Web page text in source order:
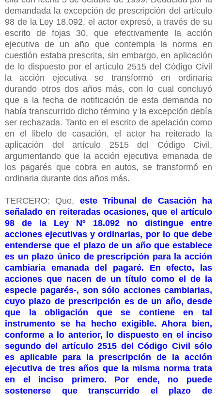
demandada la excepción de prescripción del artículo
98 de la Ley 18.092, el actor expresó, a través de su
escrito de fojas 30, que efectivamente la acción
ejecutiva de un año que contempla la norma en
cuestión estaba prescrita, sin embargo, en aplicación
de lo dispuesto por el artículo 2515 del Código Civil
la acción ejecutiva se transformó en ordinaria
durando otros dos años más, con lo cual concluyó
que a la fecha de notificación de esta demanda no
había transcurrido dicho término y la excepción debía
ser rechazada. Tanto en el escrito de apelación como
en el libelo de casación, el actor ha reiterado la
aplicación del artículo 2515 del Código Civil,
argumentando que la acción ejecutiva emanada de
los pagarés que cobra en autos, se transformó en
ordinaria durante dos años más.
TERCERO: Que, este Tribunal de Casación ha
señalado en reiteradas ocasiones, que el artículo
98 de la Ley Nº 18.092 no distingue entre
acciones ejecutivas y ordinarias, por lo que debe
entenderse que el plazo de un año que establece
es un plazo único de prescripción para la acción
cambiaria emanada del pagaré. En efecto, las
acciones que nacen de un título como el de la
especie pagarés-, son sólo acciones cambiarias,
cuyo plazo de prescripción es de un año, desde
que la obligación que se contiene en tal
instrumento se ha hecho exigible. Ahora bien,
conforme a lo anterior, lo dispuesto en el inciso
segundo del artículo 2515 del Código Civil sólo
es aplicable para la prescripción de la acción
ejecutiva de tres años que la misma norma trata
en el inciso primero. Por ende, no puede
sostenerse que transcurrido el plazo de